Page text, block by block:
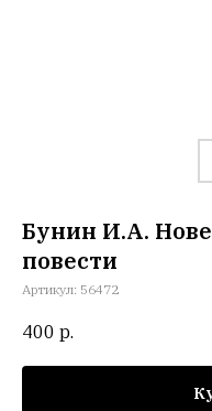
Бунин И.А.
повести
Артикул: 56472
400 р.